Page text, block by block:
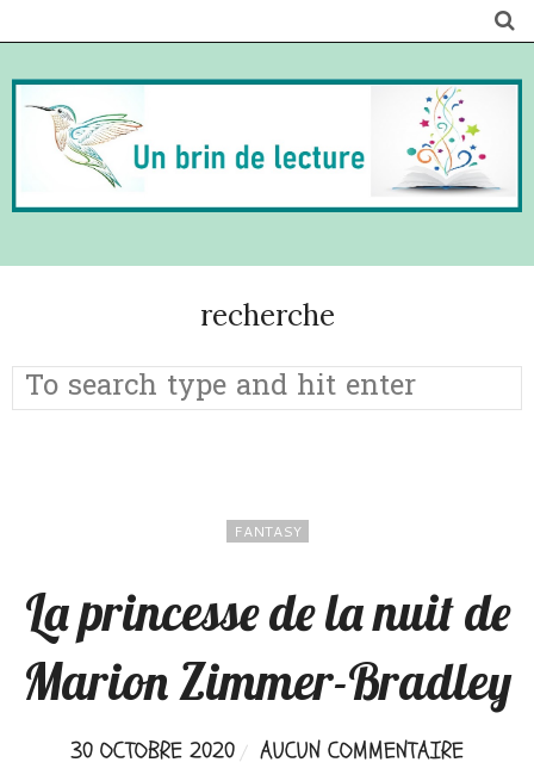
recherche
FANTASY
La princesse de la nuit de
Marion Zimmer-Bradley
30 OCTOBRE 2020 AUCUN COMMENTAIRE